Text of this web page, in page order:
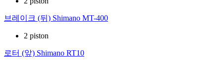
브레이크 (뒤) Shimano MT-400
2 piston
로터 (앞) Shimano RT10